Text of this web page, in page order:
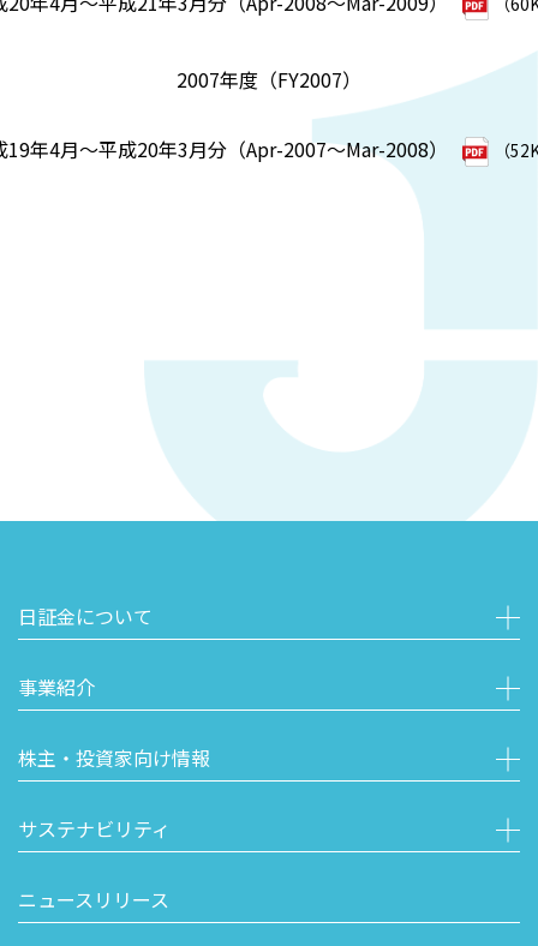
2007年度（FY2007）
19年4月～平成20年3月分（Apr-2007～Mar-2008） （
日証金について
事業紹介
株主・投資家向け情報
サステナビリティ
ニュースリリース